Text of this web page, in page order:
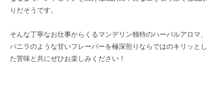
りだそうです。
そんな丁寧なお仕事からくるマンデリン独特のハーバルアロマ、
バニラのような甘いフレーバーを極深煎りならではのキリッとし
た苦味と共にぜひお楽しみください！